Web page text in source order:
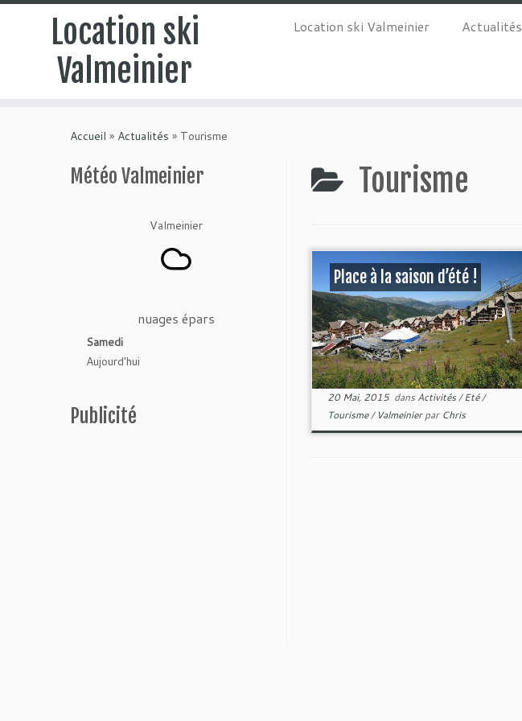
Location ski
Valmeinier
Location ski Valmeinier Actualités
Accueil » Actualités » Tourisme
Météo Valmeinier
Valmeinier
nuages épars
Samedi
Aujourd'hui
Publicité
Tourisme
Place à la saison d’été !
20 Mai, 2015dans Activités/Eté/
Tourisme/ Valmeinierpar Chris